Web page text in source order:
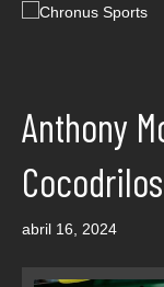
Anthony
abril 16, 2024